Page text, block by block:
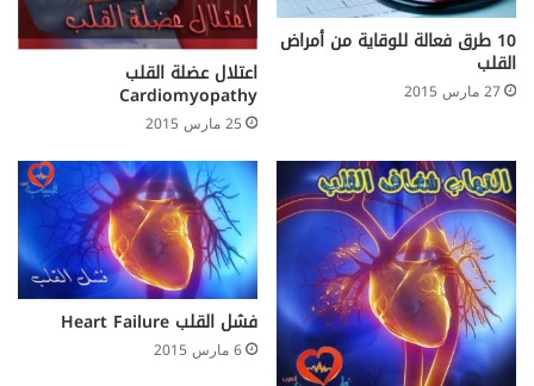
10 طرق فعالة للوقاية من أمراض
القلب
27 مارس 2015
اعتلال عضلة القلب
Cardiomyopathy
25 مارس 2015
فشل القلب Heart Failure
6 مارس 2015